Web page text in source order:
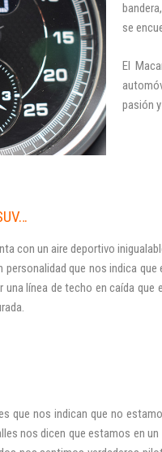
se
El
pasión
con un aire deportivo
que nos indica
línea de techo en caída
que nos indican que no
nos dicen que estamos en